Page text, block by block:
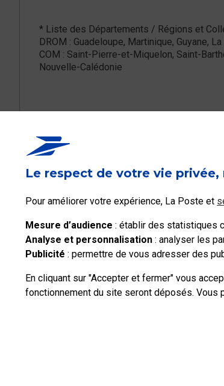
Le respect de votre vie
Pour améliorer votre expérience, La Poste et
Mesure d’audience : établir des statistiques
Analyse et personnalisation : analyser les
Publicité : permettre de vous adresser des
En cliquant sur "Accepter et fermer" vous
fonctionnement du site seront déposés. Vous
* Liste des Départements / Régions et
DROM : Guadeloupe, Martinique, Guyane,
COM : Saint-Pierre-et-Miquelon, Saint-
Nouvelle-Calédonie